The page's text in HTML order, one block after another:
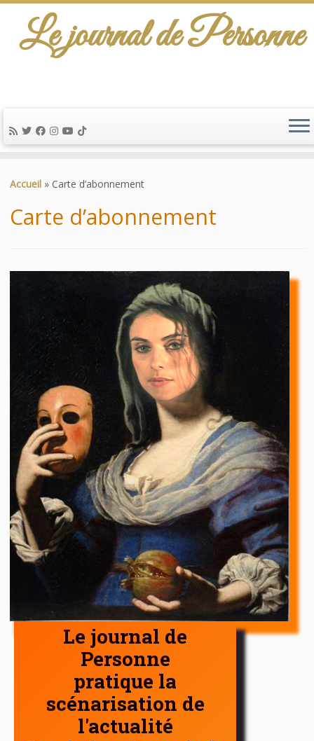
au
Le journal de Personne
Accueil » Carte d’abonnement
Carte d’abonnement
Le journal de
Personne
pratique la
scénarisation de
l'actualité